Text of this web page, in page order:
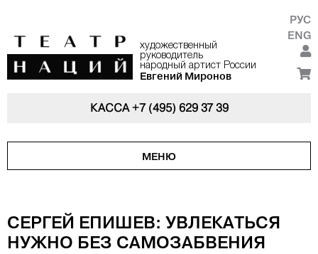
художественный
руководитель
народный артист России
Евгений Миронов
РУС
ENG
КАССА+7 (495) 629 37 39
МЕНЮ
СЕРГЕЙ ЕПИШЕВ: УВЛЕКАТЬСЯ
НУЖНО БЕЗ САМОЗАБВЕНИЯ